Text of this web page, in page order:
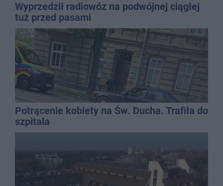
Wyprzedził radiowóz na podwójnej ciągłej
tuż przed pasami
Potrącenie kobiety na Św. Ducha. Trafiła do
szpitala